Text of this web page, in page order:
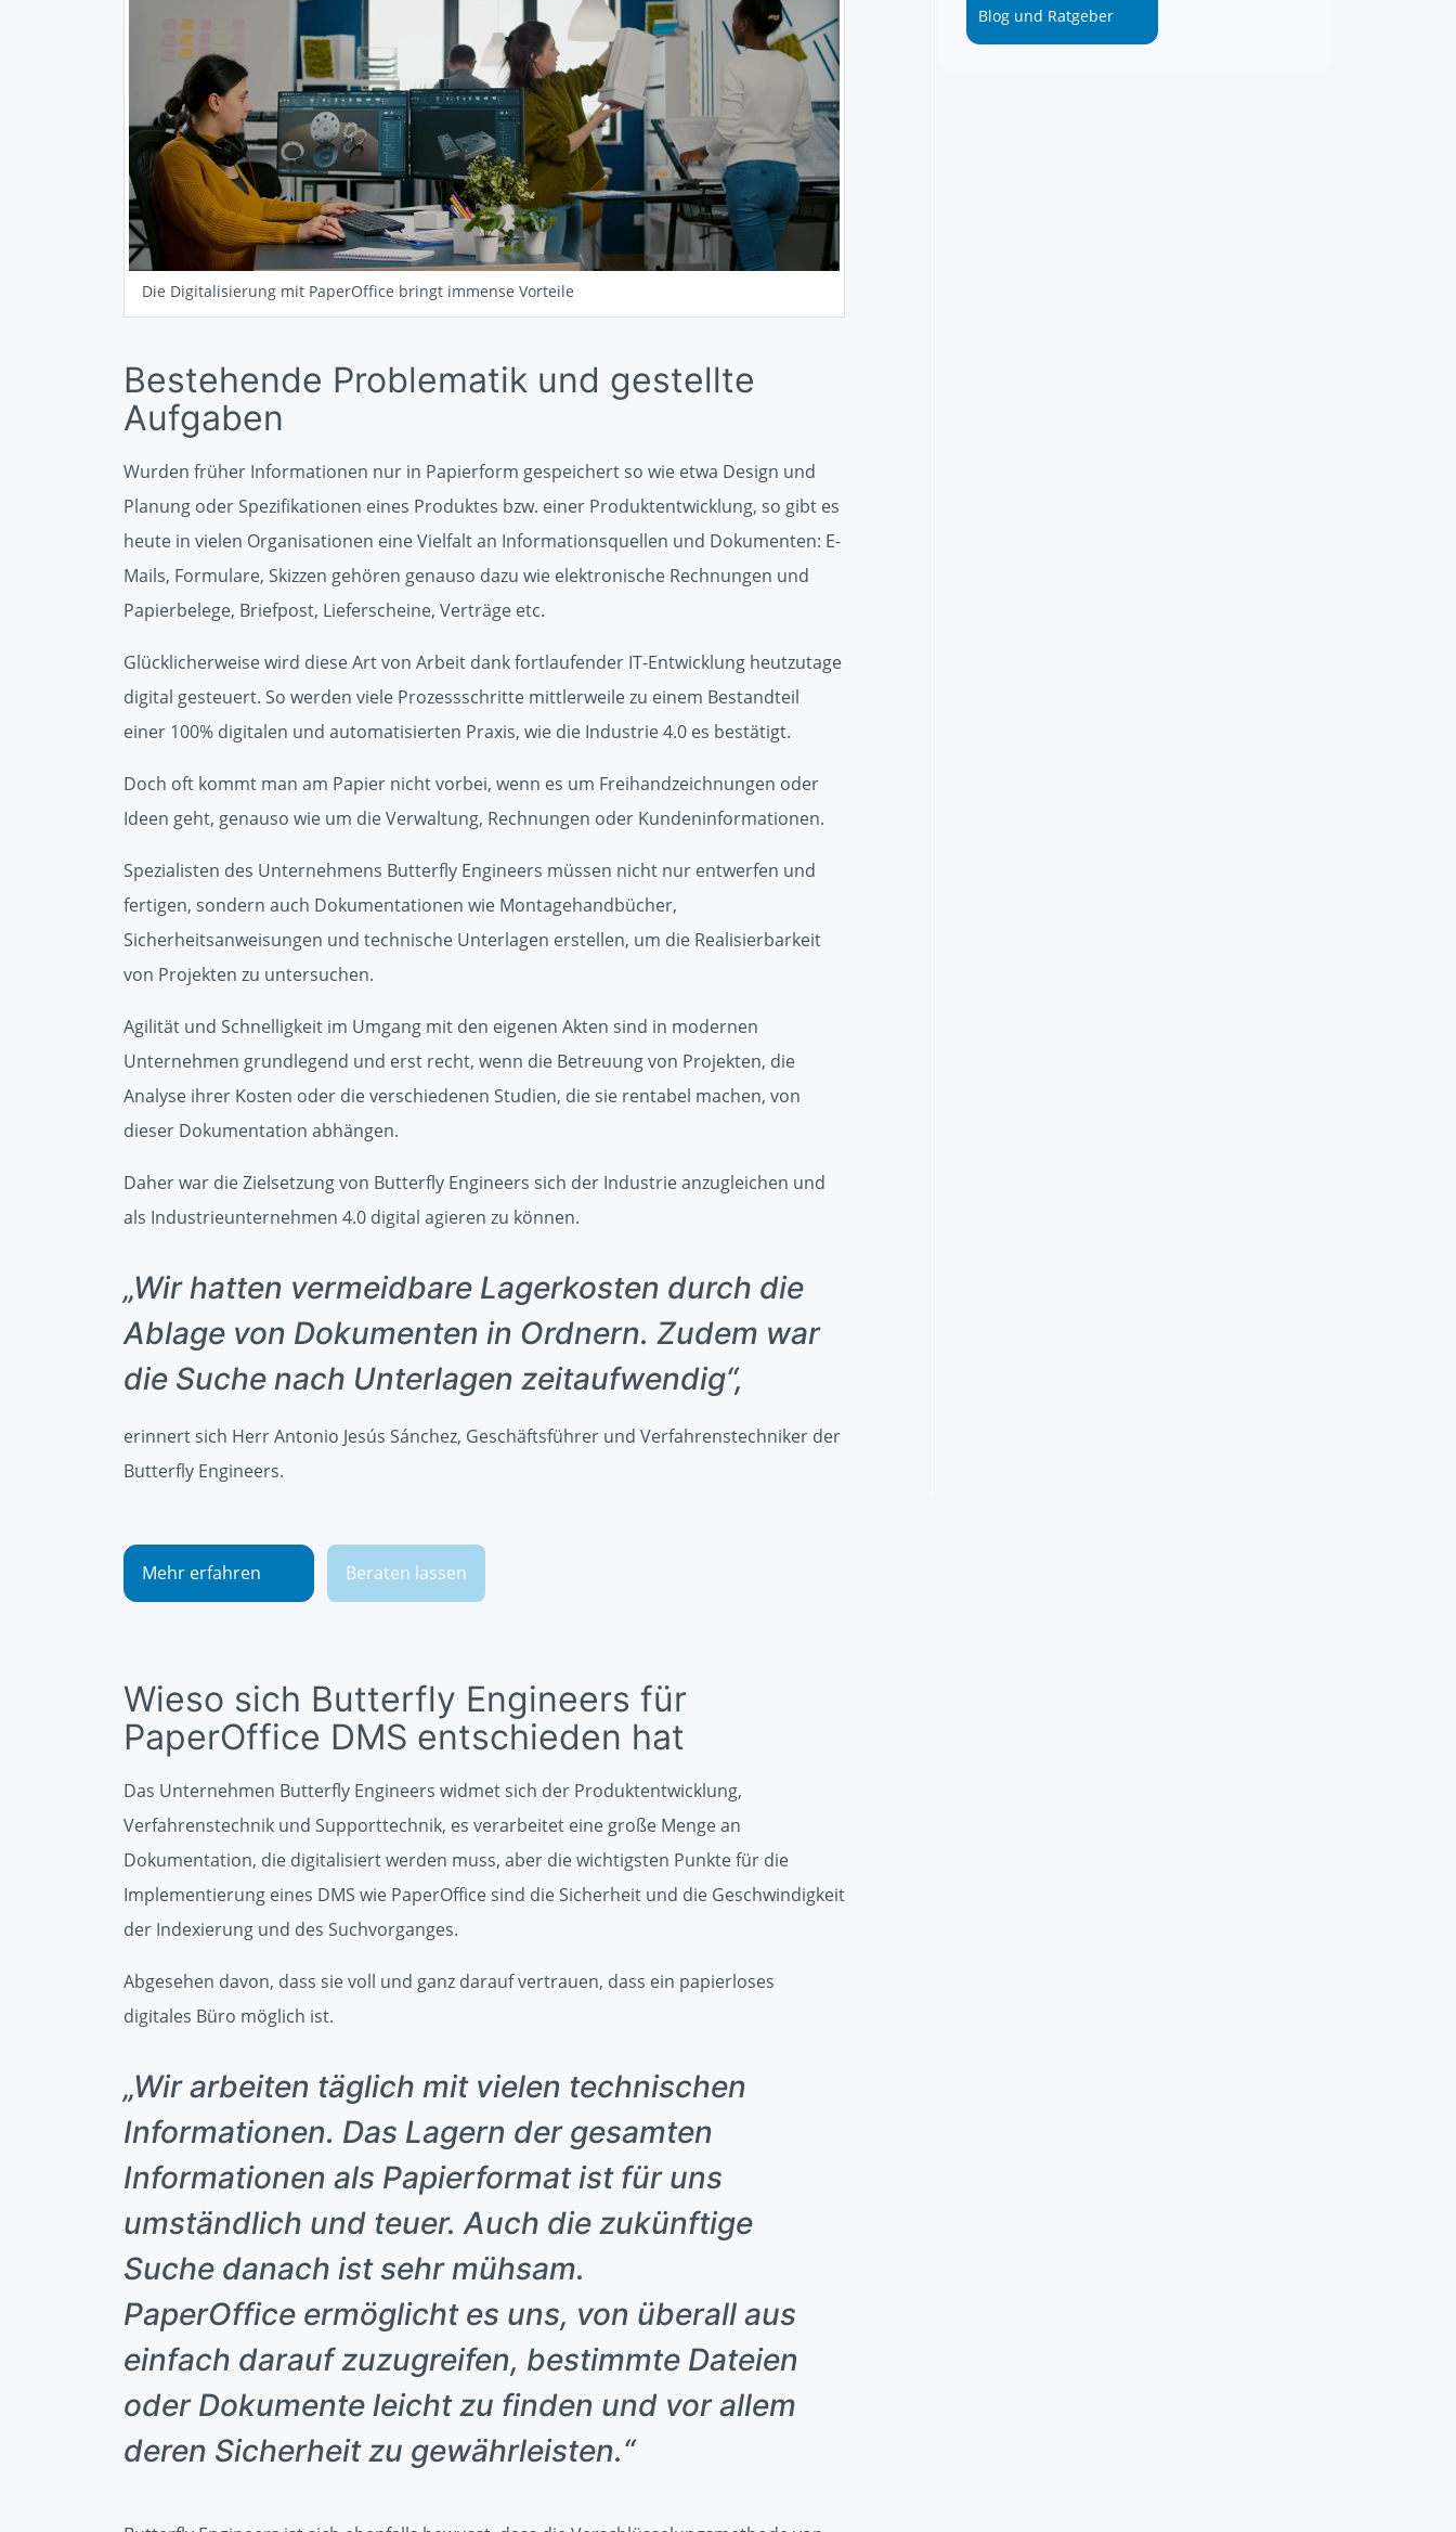
Die Digitalisierung mit PaperOffice bringt immense Vorteile
Bestehende Problematik und gestellte
Aufgaben
Wurden früher Informationen nur in Papierform gespeichert so wie etwa Design und
Planung oder Spezifikationen eines Produktes bzw. einer Produktentwicklung, so gibt es
heute in vielen Organisationen eine Vielfalt an Informationsquellen und Dokumenten: E-
Mails, Formulare, Skizzen gehören genauso dazu wie elektronische Rechnungen und
Papierbelege, Briefpost, Lieferscheine, Verträge etc.
Glücklicherweise wird diese Art von Arbeit dank fortlaufender IT-Entwicklung heutzutage
digital gesteuert. So werden viele Prozessschritte mittlerweile zu einem Bestandteil
einer 100% digitalen und automatisierten Praxis, wie die Industrie 4.0 es bestätigt.
Doch oft kommt man am Papier nicht vorbei, wenn es um Freihandzeichnungen oder
Ideen geht, genauso wie um die Verwaltung, Rechnungen oder Kundeninformationen.
Spezialisten des Unternehmens Butterfly Engineers müssen nicht nur entwerfen und
fertigen, sondern auch Dokumentationen wie Montagehandbücher,
Sicherheitsanweisungen und technische Unterlagen erstellen, um die Realisierbarkeit
von Projekten zu untersuchen.
Agilität und Schnelligkeit im Umgang mit den eigenen Akten sind in modernen
Unternehmen grundlegend und erst recht, wenn die Betreuung von Projekten, die
Analyse ihrer Kosten oder die verschiedenen Studien, die sie rentabel machen, von
dieser Dokumentation abhängen.
Daher war die Zielsetzung von Butterfly Engineers sich der Industrie anzugleichen und
als Industrieunternehmen 4.0 digital agieren zu können.
„Wir hatten vermeidbare Lagerkosten durch die
Ablage von Dokumenten in Ordnern. Zudem war
die Suche nach Unterlagen zeitaufwendig“,
erinnert sich Herr Antonio Jesús Sánchez, Geschäftsführer und Verfahrenstechniker der
Butterfly Engineers.
Blog und Ratgeber
Mehr erfahren Beraten lassen
Wieso sich Butterfly Engineers für
PaperOffice DMS entschieden hat
Das Unternehmen Butterfly Engineers widmet sich der Produktentwicklung,
Verfahrenstechnik und Supporttechnik, es verarbeitet eine große Menge an
Dokumentation, die digitalisiert werden muss, aber die wichtigsten Punkte für die
Implementierung eines DMS wie PaperOffice sind die Sicherheit und die Geschwindigkeit
der Indexierung und des Suchvorganges.
Abgesehen davon, dass sie voll und ganz darauf vertrauen, dass ein papierloses
digitales Büro möglich ist.
„Wir arbeiten täglich mit vielen technischen
Informationen. Das Lagern der gesamten
Informationen als Papierformat ist für uns
umständlich und teuer. Auch die zukünftige
Suche danach ist sehr mühsam.
PaperOffice ermöglicht es uns, von überall aus
einfach darauf zuzugreifen, bestimmte Dateien
oder Dokumente leicht zu finden und vor allem
deren Sicherheit zu gewährleisten.“